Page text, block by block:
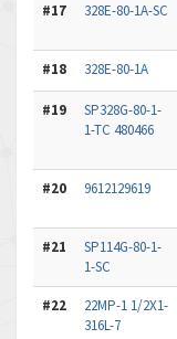
#17 328E-80-1A-SC
#18 328E-80-1A
#19
SP328G-80-1-
1-TC 480466
#20 9612129619
#21
SP114G-80-1-
1-SC
#22
22MP-1 1/2X1-
316L-7